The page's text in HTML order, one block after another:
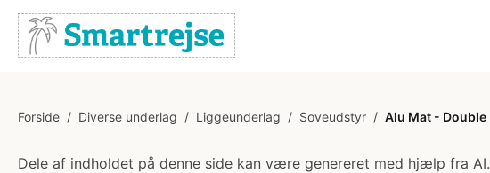
Forside / Diverse underlag / Liggeunderlag / Soveudstyr / Alu Mat - Double
Dele af indholdet på denne side kan være genereret med hjælp fra AI.